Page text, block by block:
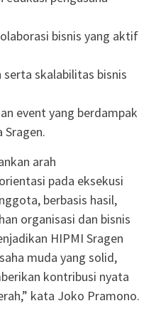
bisnis yang aktif
skalabilitas bisnis
event yang berdampak
Sragen.
arah
pada eksekusi
berbasis hasil,
organisasi dan bisnis
HIPMI Sragen
muda yang solid,
kontribusi nyata
kata Joko Pramono.